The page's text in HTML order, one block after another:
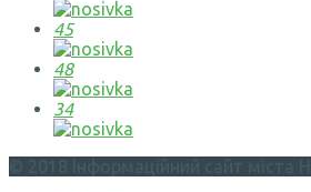
45
48
34